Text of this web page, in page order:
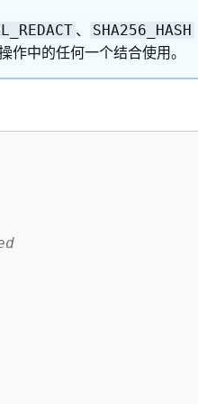
、 SHA256_HASH
作中的任何一个结合使用。